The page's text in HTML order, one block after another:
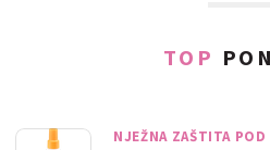
TOP
NJEŽNA ZAŠTITA POD